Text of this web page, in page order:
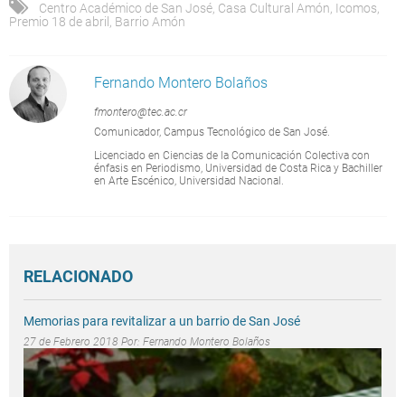
Centro Académico de San José, Casa Cultural Amón, Icomos,
Premio 18 de abril , Barrio Amón
Fernando Montero Bolaños
fmontero@tec.ac.cr
Comunicador, Campus Tecnológico de San José.
Licenciado en Ciencias de la Comunicación Colectiva con
énfasis en Periodismo, Universidad de Costa Rica y Bachiller
en Arte Escénico, Universidad Nacional.
RELACIONADO
Memorias para revitalizar a un barrio de San José
27 de Febrero 2018 Por: Fernando Montero Bolaños